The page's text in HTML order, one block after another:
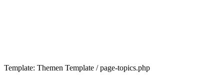
Template: Themen Template / page-topics.php